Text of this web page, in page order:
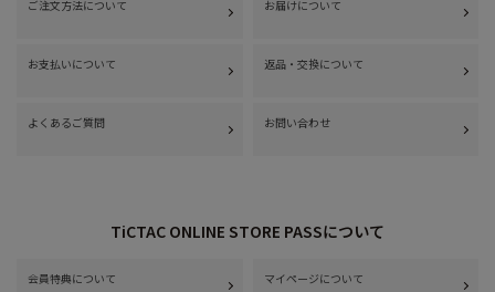
ご注文方法について お届けについて
お支払いについて 返品・交換について
よくあるご質問 お問い合わせ
TiCTAC ONLINE STORE PASSについて
会員特典について マイページについて